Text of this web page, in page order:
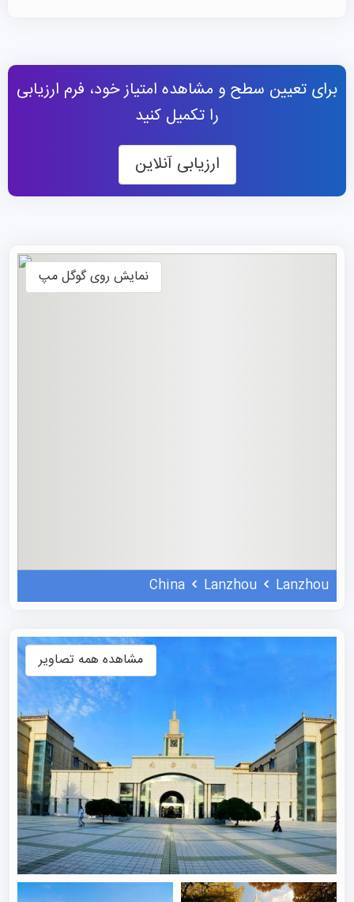
لانژو در طول تاریخ به‌عنوان یک نقطه اصلی در جاده ابریشم
شمالی شناخته می‌شده و به‌زودی قرار است به یکی از مراکز
اصلی پل زمینی جدید اوراسیا تبدیل شود. این شهر همچنین به
عنوان مرکز صنایع سنگین در چین شناخته می‌شود.
طبق آمار شاخص استناد علمی (SCI) و شاخص تحقیقات علمی
(ISR)، این موسسه یکی از ده دانشگاه برتر چین در مشارکت در
متنوعی در مقاطع کارشناسی و ارشد و دکتری در چهار پردیس
ارائه می‌دهد؛ سه پردیس در
تأکید دارد. شعار دانشگاه «بهبود مداوم، ایجاد مسیر خود»
است و همواره بر تقویت کیفیت آموزش، جذب استعدادهای
اقتصادی و اجتماعی غرب چین، پیشرفت آموزش عالی چین و
احیای ملی تأکید می‌کند. این موسسه همچنین سه مؤسسه
کنفوسیوس را به‌طور مشترک در ازبکستان، قزاقستان و گرجستان
تأسیس کرده است.
رنکینگ دانشگاه لانژو
این موسسه در رده 721-730 در رتبه‌بندی جهانی دانشگاه‌های
QS و رتبه ۴۸۵ در رتبه‌بندی بهترین دانشگاه‌های جهانی US
News & World Report قرار دارد. طبق رتبه‌بندی جهانی
CWUR برای سال ۲۰۲۴، این دانشگاه در رتبه ۳۲۶ جهانی از
میان ۲۰.۹۶۶ مؤسسه آموزشی قرار دارد و در سطح ملی در رتبه
برای تعیین سطح و مشاهده امتیاز خود، فرم ارزیابی
را تکمیل کنید
ارزیابی آنلاین
نمایش روی گوگل مپ
China Lanzhou Lanzhou
مشاهده همه تصاویر